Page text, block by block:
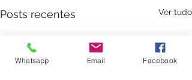
Posts recentes Ver tudo
Whatsapp Email Facebook